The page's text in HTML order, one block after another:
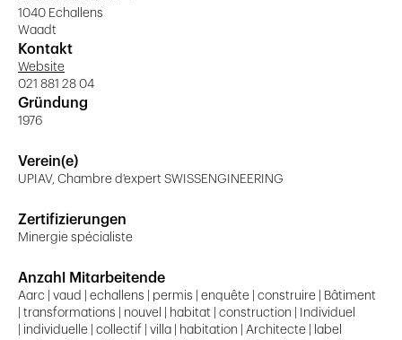
1040 Echallens
Waadt
Kontakt
Website
021 881 28 04
Gründung
1976
Verein(e)
UPIAV, Chambre d'expert SWISSENGINEERING
Zertifizierungen
Minergie spécialiste
Anzahl Mitarbeitende
Aarc | vaud | echallens | permis | enquête | construire | Bâtiment
| transformations | nouvel | habitat | construction | Individuel
| individuelle | collectif | villa | habitation | Architecte | label